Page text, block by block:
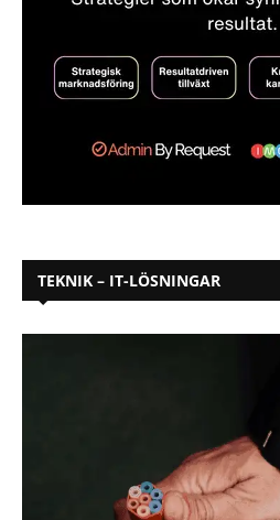
TEKNIK – IT-LÖSNINGAR